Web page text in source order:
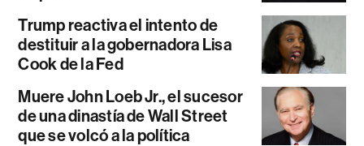
Trump reactiva el intento de
destituir a la gobernadora Lisa
Cook de la Fed
Muere John Loeb Jr., el sucesor
de una dinastía de Wall Street
que se volcó a la política